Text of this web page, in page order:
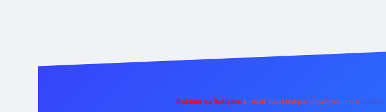
Reklam ve İletişim: E-mail: backlinkpaneli@gmail.com Teams: